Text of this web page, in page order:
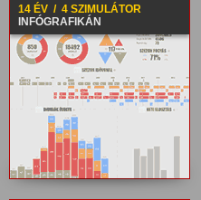
14 ÉV / 4 SZIMULÁTOR
INFÓGRAFIKÁN